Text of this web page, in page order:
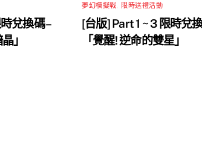
兌換碼 –
」
夢幻模擬戰 限時送禮活動
[台版] Part 1 ~ 3 限時兌
「覺醒! 逆命的雙星」